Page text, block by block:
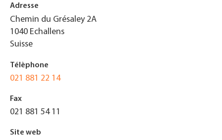
Adresse
Chemin du Grésaley 2A
1040 Echallens
Suisse
Télèphone
021 881 22 14
Fax
021 881 54 11
Site web